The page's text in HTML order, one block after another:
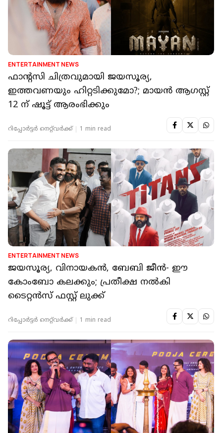
ENTERTAINMENT NEWS
ഫാന്റസി ചിത്രവുമായി ജയസൂര്യ,
ഇത്തവണയും ഹിറ്റടിക്കുമോ?; മായൻ ആഗസ്റ്റ്
12 ന് ഷൂട്ട് ആരംഭിക്കും
റിപ്പോർട്ടർ നെറ്റ്‌വര്‍ക്ക്‌ 1 min read
ENTERTAINMENT NEWS
ജയസൂര്യ, വിനായകൻ, ബേബി ജീൻ- ഈ
കോംബോ കലക്കും; പ്രതീക്ഷ നൽകി
ടൈറ്റൻസ് ഫസ്റ്റ് ലുക്ക്
റിപ്പോർട്ടർ നെറ്റ്‌വര്‍ക്ക്‌ 1 min read